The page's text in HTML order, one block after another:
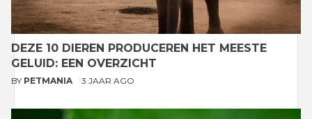
DEZE 10 DIEREN PRODUCEREN HET MEESTE
GELUID: EEN OVERZICHT
BY PETMANIA 3 JAAR AGO